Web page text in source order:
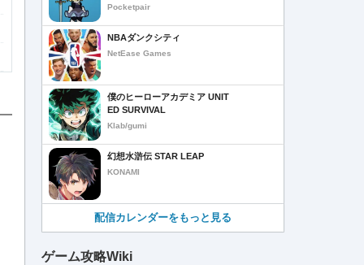
Pocketpair
NBAダンクシティ
NetEase Games
僕のヒーローアカデミア UNIT
ED SURVIVAL
Klab/gumi
幻想水滸伝 STAR LEAP
KONAMI
配信カレンダーをもっと見る
ゲーム攻略Wiki